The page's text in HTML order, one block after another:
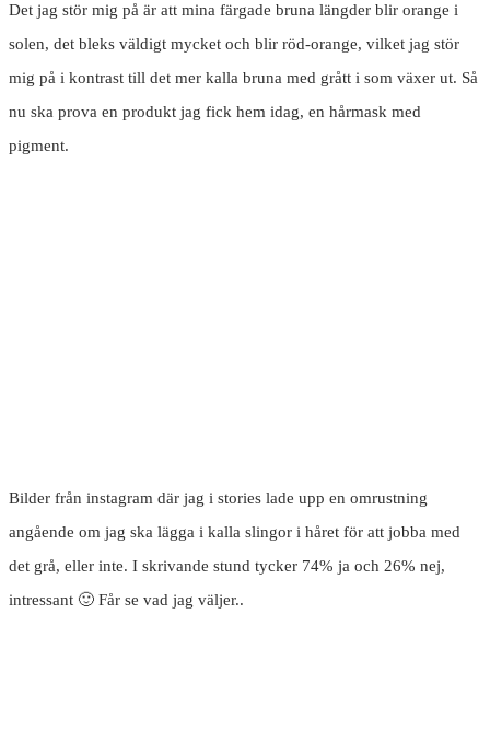
Det jag stör mig på är att mina färgade bruna längder blir orange i
solen, det bleks väldigt mycket och blir röd-orange, vilket jag stör
mig på i kontrast till det mer kalla bruna med grått i som växer ut. Så
nu ska prova en produkt jag fick hem idag, en hårmask med
pigment.
Bilder från instagram där jag i stories lade upp en omrustning
angående om jag ska lägga i kalla slingor i håret för att jobba med
det grå, eller inte. I skrivande stund tycker 74% ja och 26% nej,
intressant 🙂 Får se vad jag väljer..